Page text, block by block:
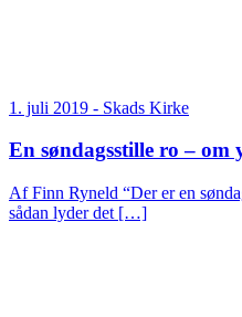
1. juli 2019 - Skads Kirke
En søndagsstille ro – om
Af Finn Ryneld “Der er en
sådan lyder det […]